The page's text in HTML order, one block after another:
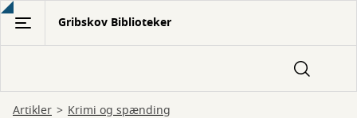
Gå
hovedindhold
Gribskov Biblioteker
Artikler Krimi og spænding